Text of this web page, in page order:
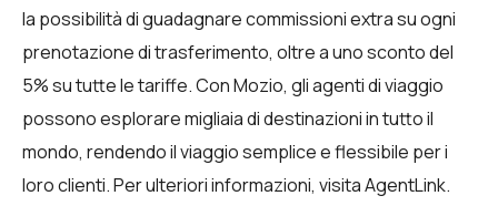
la possibilità di guadagnare commissioni extra su ogni
prenotazione di trasferimento, oltre a uno sconto del
5% su tutte le tariffe. Con Mozio, gli agenti di viaggio
possono esplorare migliaia di destinazioni in tutto il
mondo, rendendo il viaggio semplice e flessibile per i
loro clienti. Per ulteriori informazioni, visitaAgentLink.